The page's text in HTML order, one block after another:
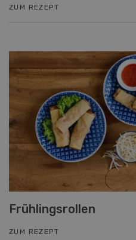
ZUM REZEPT
Frühlingsrollen
ZUM REZEPT